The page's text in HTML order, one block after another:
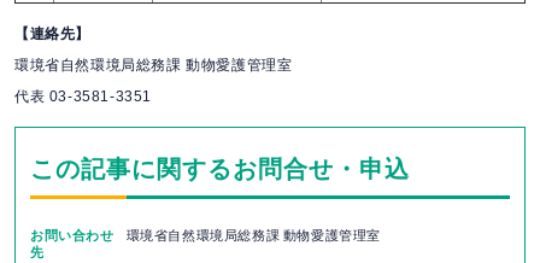
【連絡先】
環境省自然環境局総務課 動物愛護管理室
代表 03-3581-3351
この記事に関するお問合せ・申込
お問い合わせ
先
環境省自然環境局総務課 動物愛護管理室